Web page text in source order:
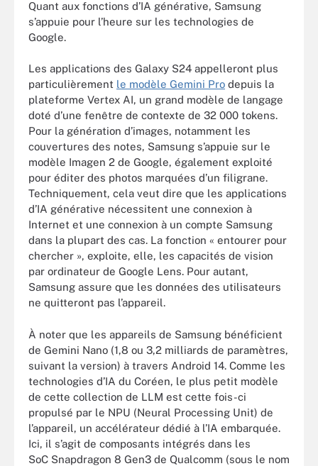
Quant aux fonctions d’IA générative, Samsung
s’appuie pour l’heure sur les technologies de
Google.
Les applications des Galaxy S24 appelleront plus
particulièrement le modèle Gemini Pro depuis la
plateforme Vertex AI, un grand modèle de langage
doté d’une fenêtre de contexte de 32 000 tokens.
Pour la génération d’images, notamment les
couvertures des notes, Samsung s’appuie sur le
modèle Imagen 2 de Google, également exploité
pour éditer des photos marquées d’un filigrane.
Techniquement, cela veut dire que les applications
d’IA générative nécessitent une connexion à
Internet et une connexion à un compte Samsung
dans la plupart des cas. La fonction « entourer pour
chercher », exploite, elle, les capacités de vision
par ordinateur de Google Lens. Pour autant,
Samsung assure que les données des utilisateurs
ne quitteront pas l’appareil.
À noter que les appareils de Samsung bénéficient
de Gemini Nano (1,8 ou 3,2 milliards de paramètres,
suivant la version) à travers Android 14. Comme les
technologies d’IA du Coréen, le plus petit modèle
de cette collection de LLM est cette fois-ci
propulsé par le NPU (Neural Processing Unit) de
l’appareil, un accélérateur dédié à l’IA embarquée.
Ici, il s’agit de composants intégrés dans les
SoC Snapdragon 8 Gen3 de Qualcomm (sous le nom